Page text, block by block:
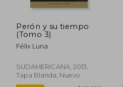
Perón y su tiempo
(Tomo 3)
Félix Luna
SUDAMERICANA, 2013,
Tapa Blanda, Nuevo